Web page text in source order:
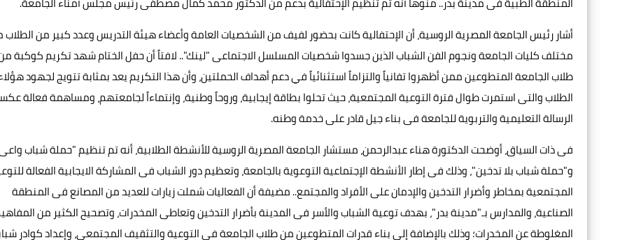
أشار رئيس الجامعة المصرية الروسية، أن الإحتفالية كانت بحضور لفيف من الشخصيات العامة وأعضاء هيئة التدريس وعدد كبير من
مختلف كليات الجامعة ونجوم الفن الشباب الذين جسدوا شخصيات المسلسل الاجتماعى "لينك".. لافتاً أن حفل الختام شهد تكريم كوكبة
طلاب الجامعة المتطوعين ممن أظهروا تفانياً والتزاماً استثنائياً في دعم أهداف الحملتين، وأن هذا التكريم يعد بمثابة تتويج لجهود
الطلاب والتى استمرت طوال فترة التوعية المجتمعية، حيث تحلوا بطاقة إيجابية، وروحاً وطنية، وإنتماءاً لجامعتهم، ومساهمة فعالة
الرسالة التعليمية والتربوية للجامعة فى بناء جيل قادر على خدمة وطنه.
فى ذات السياق، أوضحت الدكتورة هناء عبدالرحمن، مستشار الجامعة المصرية الروسية للأنشطة الطلابية، أنه تم تنظيم "حملة شباب
و"حملة شباب بلا تدخين"، وذلك فى إطار الأنشطة الإجتماعية التوعوية بالجامعة، وتعظيم دور الشباب فى المشاركة الايجابية الفعالة
المجتمعية بمخاطر وأضرار التدخين والإدمان على الأفراد والمجتمع.. مضيفة أن الفعاليات شملت زيارات للعديد من المصانع فى المنطقة
الصناعية، والمدارس بـ"مدينة بدر"، بهدف توعية الشباب والأسر فى المدينة بأضرار التدخين وتعاطى المخدرات، وتصحيح الكثير من
المغلوطة عن المخدرات؛ وذلك بالإضافة إلى بناء قدرات المتطوعين من طلاب الجامعة في التوعية والتثقيف المجتمعى، وإعداد كوادر